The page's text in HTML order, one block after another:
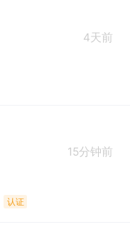
4天前
15分钟前
认证